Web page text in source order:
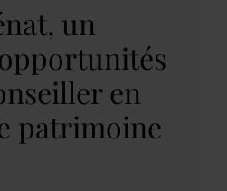
un
en
patrimoine